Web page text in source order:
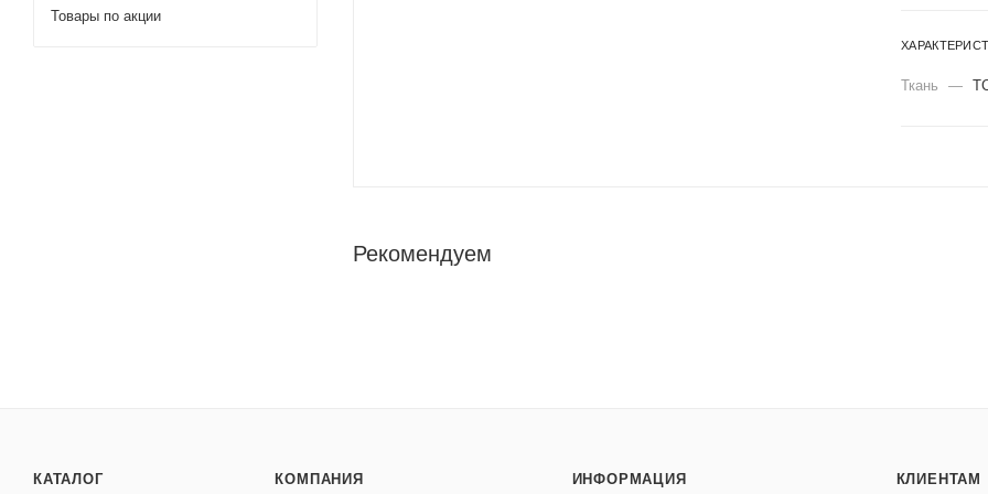
Ткань —
Рекомендуем
Товары по акции
КАТАЛОГ КОМПАНИЯ ИНФОРМАЦИЯ КЛИЕНТАМ